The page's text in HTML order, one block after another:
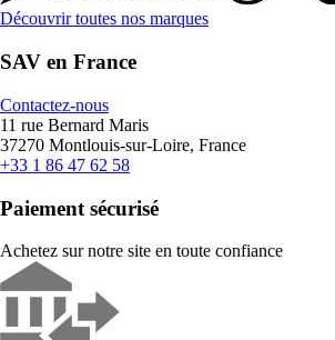
Découvrir toutes nos marques
SAV en France
Contactez-nous
11 rue Bernard Maris
37270 Montlouis-sur-Loire, France
+33 1 86 47 62 58
Paiement sécurisé
Achetez sur notre site en toute confiance